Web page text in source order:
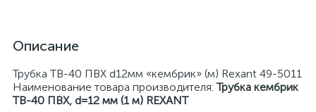
Описание
Трубка ТВ-40 ПВХ d12мм «кембрик» (м) Rexant 49-5011
Наименование товара производителя:Трубка кембрик
ТВ-40 ПВХ, d=12 мм (1 м) REXANT